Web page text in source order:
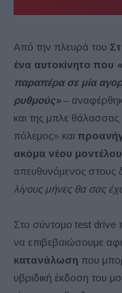
Από την πλευρά του
ένα αυτοκίνητο που
παραπέρα σε μία
ρυθμούς» –
και της μπλε θάλασσας
πόλεμος» και
ακόμα νέου μοντέλου
απευθυνόμενος στους
λίγους μήνες θα σας
Στο σύντομο test drive
να επιβεβαιώσουμε
κατανάλωση που
υβριδική έκδοση του